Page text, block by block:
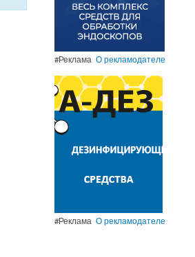
#Реклама О рекламодателе
#Реклама О рекламодателе